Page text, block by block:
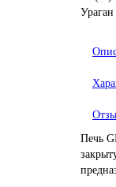
Печь